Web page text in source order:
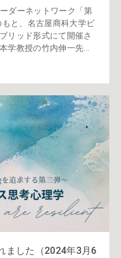
ダーネットワーク「第
と、名古屋商科大学ビ
リッド形式にて開催さ
学教授の竹内伸一先...
ました（2024年3月6